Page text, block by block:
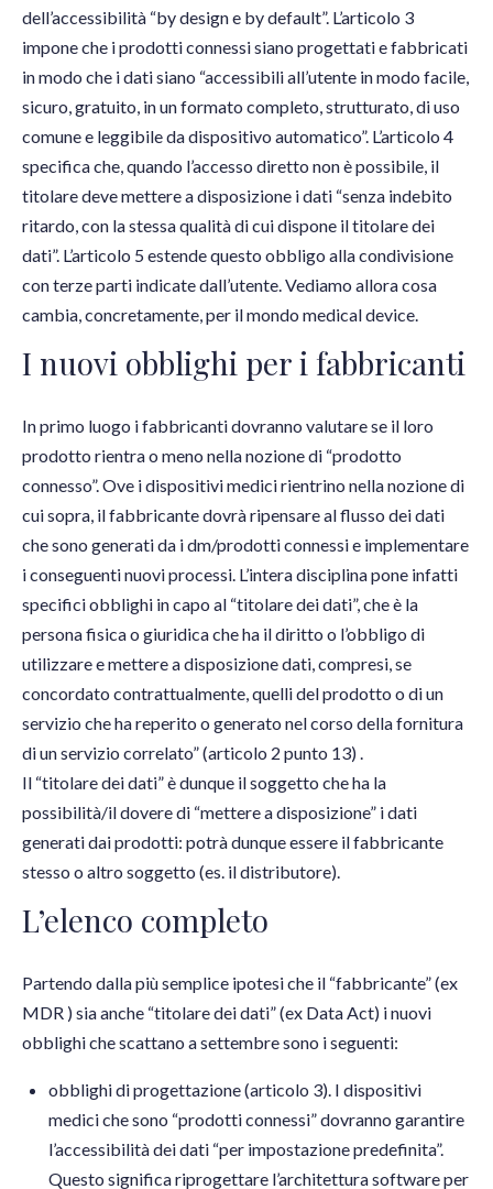
dell’accessibilità “by design e by default”. L’articolo 3
impone che i prodotti connessi siano progettati e fabbricati
in modo che i dati siano “accessibili all’utente in modo facile,
sicuro, gratuito, in un formato completo, strutturato, di uso
comune e leggibile da dispositivo automatico”. L’articolo 4
specifica che, quando l’accesso diretto non è possibile, il
titolare deve mettere a disposizione i dati “senza indebito
ritardo, con la stessa qualità di cui dispone il titolare dei
dati”. L’articolo 5 estende questo obbligo alla condivisione
con terze parti indicate dall’utente. Vediamo allora cosa
cambia, concretamente, per il mondo medical device.
I nuovi obblighi per i fabbricanti
In primo luogo i fabbricanti dovranno valutare se il loro
prodotto rientra o meno nella nozione di “prodotto
connesso”. Ove i dispositivi medici rientrino nella nozione di
cui sopra, il fabbricante dovrà ripensare al flusso dei dati
che sono generati da i dm/prodotti connessi e implementare
i conseguenti nuovi processi. L’intera disciplina pone infatti
specifici obblighi in capo al “titolare dei dati”, che è la
persona fisica o giuridica che ha il diritto o l’obbligo di
utilizzare e mettere a disposizione dati, compresi, se
concordato contrattualmente, quelli del prodotto o di un
servizio che ha reperito o generato nel corso della fornitura
di un servizio correlato” (articolo 2 punto 13) .
Il “titolare dei dati” è dunque il soggetto che ha la
possibilità/il dovere di “mettere a disposizione” i dati
generati dai prodotti: potrà dunque essere il fabbricante
stesso o altro soggetto (es. il distributore).
L’elenco completo
Partendo dalla più semplice ipotesi che il “fabbricante” (ex
MDR ) sia anche “titolare dei dati” (ex Data Act) i nuovi
obblighi che scattano a settembre sono i seguenti:
obblighi di progettazione (articolo 3). I dispositivi
medici che sono “prodotti connessi” dovranno garantire
l’accessibilità dei dati “per impostazione predefinita”.
Questo significa riprogettare l’architettura software per